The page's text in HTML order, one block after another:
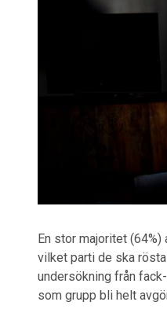
En stor majoritet
vilket parti de ska
undersökning från
som grupp bli helt